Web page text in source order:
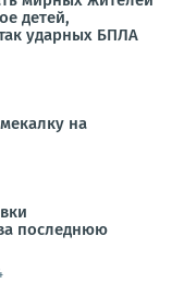
детей,
ударных БПЛА
на
последнюю